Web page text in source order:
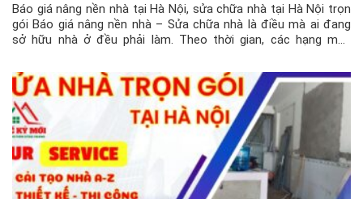
Báo giá nâng nền nhà tại Hà Nội, sửa chữa nhà tại Hà Nội trọn
gói Báo giá nâng nền nhà – Sửa chữa nhà là điều mà ai đang
sở hữu nhà ở đều phải làm. Theo thời gian, các hạng mục